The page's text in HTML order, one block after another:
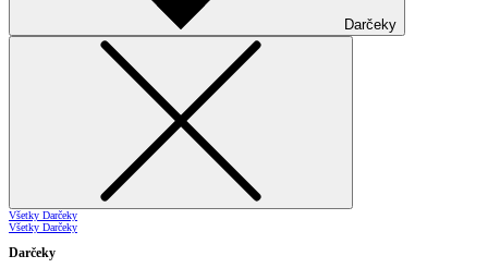
Darčeky
Všetky Darčeky
Všetky Darčeky
Darčeky